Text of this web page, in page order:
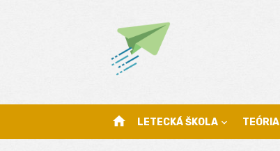
home LETECKÁ ŠKOLA TEÓRIA